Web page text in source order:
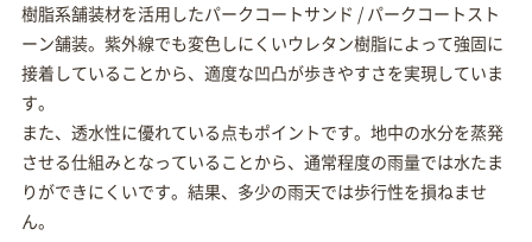
樹脂系舗装材を活用したパークコートサンド / パークコートスト
ーン舗装。紫外線でも変色しにくいウレタン樹脂によって強固に
接着していることから、適度な凹凸が歩きやすさを実現していま
す。
また、透水性に優れている点もポイントです。地中の水分を蒸発
させる仕組みとなっていることから、通常程度の雨量では水たま
りができにくいです。結果、多少の雨天では歩行性を損ねませ
ん。